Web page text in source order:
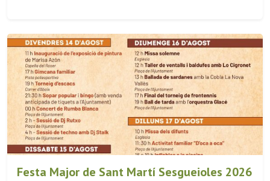
Festa Major de Sant Martí Sesgueioles 2026